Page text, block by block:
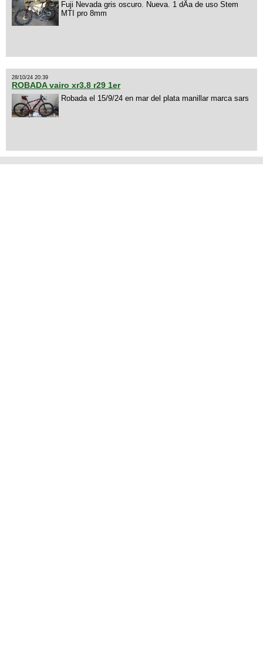
Fuji Nevada gris oscuro. Nueva. 1 dÃ­a de uso Stem
MTI pro 8mm
28/10/24 20:39
ROBADA vairo xr3.8 r29 1er
Robada el 15/9/24 en mar del plata manillar marca sars